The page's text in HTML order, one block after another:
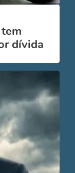
dívida